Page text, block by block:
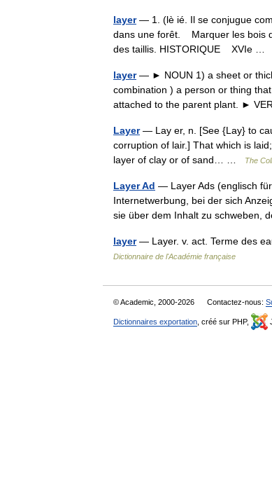
layer— 1. (lè ié. Il se conjugue
dans une forêt. Marquer les bois
des taillis. HISTORIQUE XVIe …
layer— ► NOUN 1) a sheet or
combination ) a person or thing
attached to the parent plant. ►
Layer— Lay er, n. [See {Lay} to
corruption of lair.] That which is
layer of clay or of sand… …
The
Layer Ad — Layer Ads (englisch
Internetwerbung, bei der sich
sie über dem Inhalt zu
layer— Layer. v. act. Terme des
Dictionnaire de l'Académie française
© Academic, 2000-2026 Contactez-nous:
Dictionnaires exportation , créé sur PHP,